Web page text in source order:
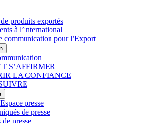
produits exportés
à l’international
communication pour l’Export
S’AFFIRMER
LA CONFIANCE
presse
de presse
de presse